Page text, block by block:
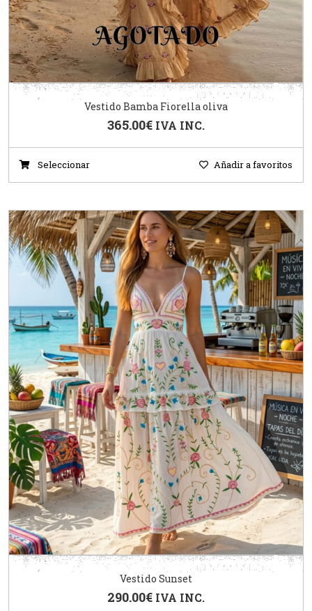
Vestido Bamba Fiorella oliva
365.00€ IVA INC.
Seleccionar Añadir a favoritos
Vestido Sunset
290.00€ IVA INC.